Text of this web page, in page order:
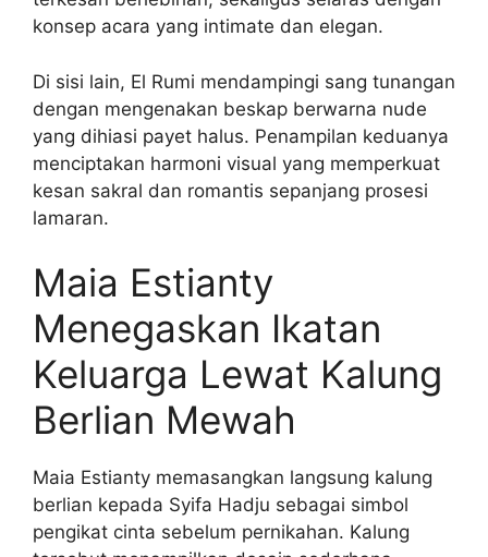
konsep acara yang intimate dan elegan.
Di sisi lain, El Rumi mendampingi sang tunangan
dengan mengenakan beskap berwarna nude
yang dihiasi payet halus. Penampilan keduanya
menciptakan harmoni visual yang memperkuat
kesan sakral dan romantis sepanjang prosesi
lamaran.
Maia Estianty
Menegaskan Ikatan
Keluarga Lewat Kalung
Berlian Mewah
Maia Estianty memasangkan langsung kalung
berlian kepada Syifa Hadju sebagai simbol
pengikat cinta sebelum pernikahan. Kalung